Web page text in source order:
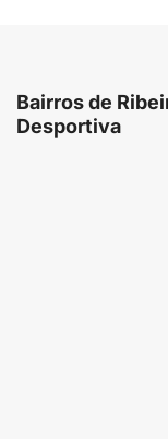
Bairros de
Desportiva